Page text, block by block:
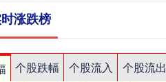
涨跌榜
个股跌幅 个股流入 个股流出